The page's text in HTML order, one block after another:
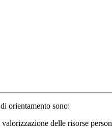
orientamento sono:
delle risorse